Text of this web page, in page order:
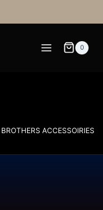
0
BROTHERS ACCESSOIRIES